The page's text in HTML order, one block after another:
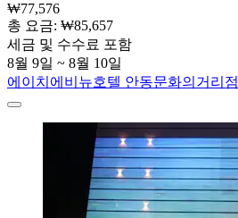
₩77,576
총 요금: ₩85,657
세금 및 수수료 포함
8월 9일 ~ 8월 10일
에이치에비뉴호텔 안동문화의거리점